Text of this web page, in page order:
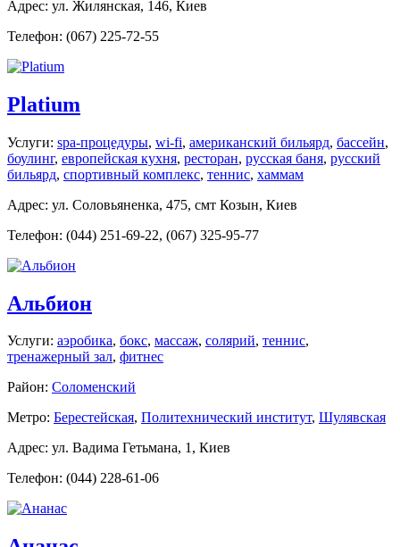
Адрес: ул. Жилянская, 146, Киев
Телефон: (067) 225-72-55
Platium
Услуги: spa-процедуры, wi-fi, американский бильярд, бассейн,
боулинг, европейская кухня, ресторан, русская баня, русский
бильярд, спортивный комплекс, теннис, хаммам
Адрес: ул. Соловьяненка, 475, смт Козын, Киев
Телефон: (044) 251-69-22, (067) 325-95-77
Альбион
Услуги: аэробика, бокс, массаж, солярий, теннис,
тренажерный зал, фитнес
Район: Соломенский
Метро: Берестейская, Политехнический институт, Шулявская
Адрес: ул. Вадима Гетьмана, 1, Киев
Телефон: (044) 228-61-06